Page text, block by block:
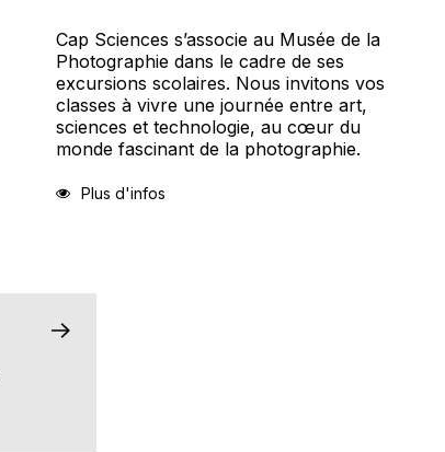
Cap Sciences s’associe au Musée de la
Photographie dans le cadre de ses
excursions scolaires. Nous invitons vos
classes à vivre une journée entre art,
sciences et technologie, au cœur du
monde fascinant de la photographie.
Plus d'infos